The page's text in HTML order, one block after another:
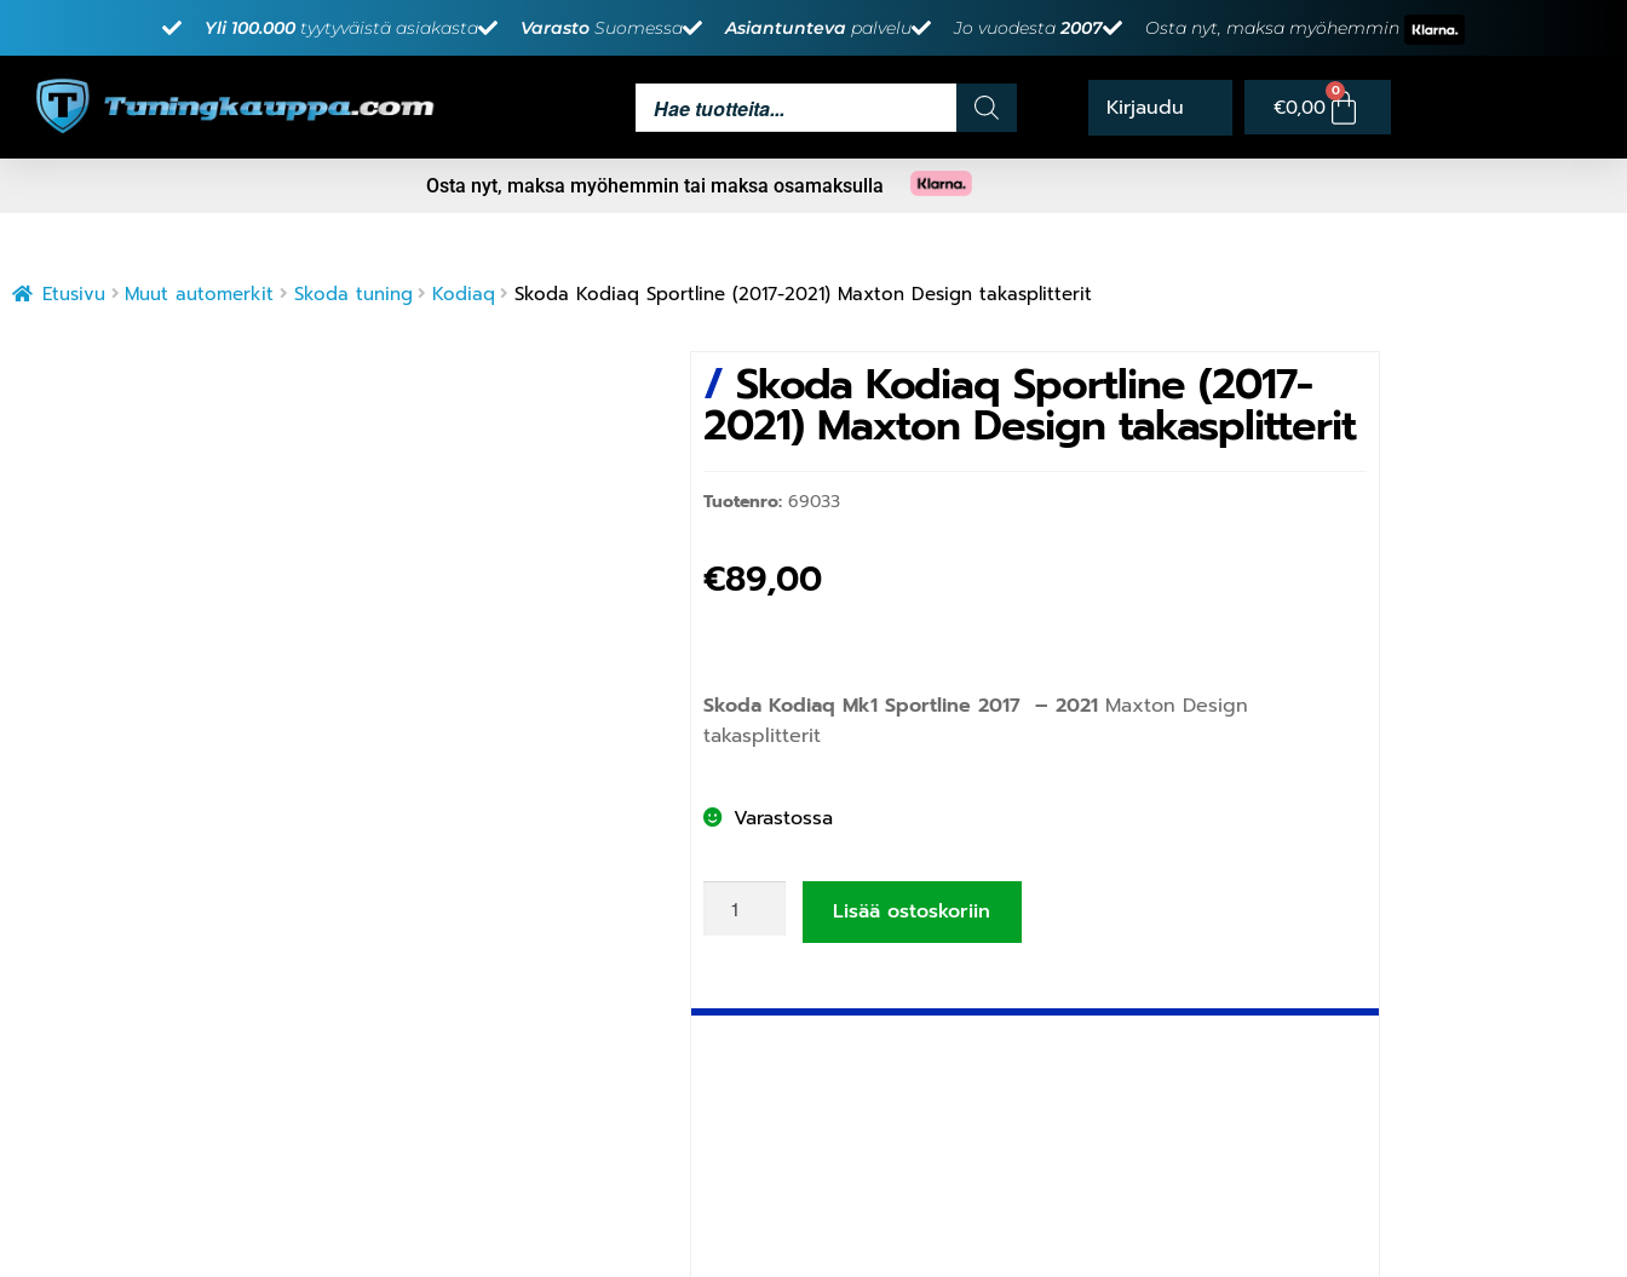
Yli 100.000 tyytyväistä asiakasta Varasto Suomessa Asiantunteva palvelu Jo vuodesta2007 Osta nyt, maksa myöhemmin
€0,00
0
Osta nyt, maksa myöhemmin tai maksa osamaksulla
Etusivu Muut automerkit Skoda tuning Kodiaq Skoda Kodiaq Sportline (2017-2021) Maxton Design takasplitterit
/ Skoda Kodiaq Sportline (2017-
2021) Maxton Design takasplitterit
Tuotenro: 69033
€89,00
Skoda Kodiaq Mk1 Sportline 2017 – 2021 Maxton Design
takasplitterit
Varastossa
Lisää ostoskoriin